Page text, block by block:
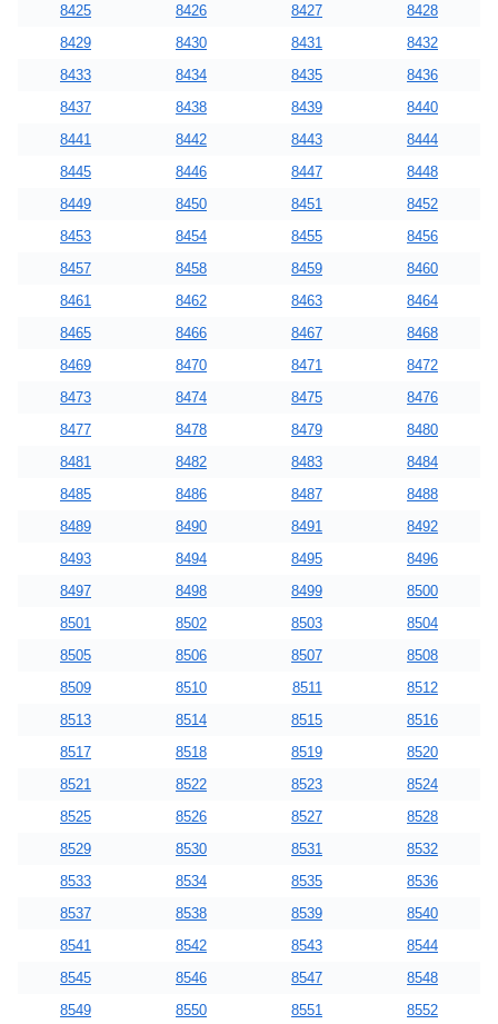
8425
8426 8427
8428
8429
8430 8431
8432
8433
8434 8435
8436
8437
8438 8439
8440
8441
8442 8443
8444
8445
8446 8447
8448
8449
8450 8451
8452
8453
8454 8455
8456
8457
8458 8459
8460
8461
8462 8463
8464
8465
8466 8467
8468
8469
8470 8471
8472
8473
8474 8475
8476
8477
8478 8479
8480
8481
8482 8483
8484
8485
8486 8487
8488
8489
8490 8491
8492
8493
8494 8495
8496
8497
8498 8499
8500
8501
8502 8503
8504
8505
8506 8507
8508
8509
8510 8511
8512
8513
8514 8515
8516
8517
8518 8519
8520
8521
8522 8523
8524
8525
8526 8527
8528
8529
8530 8531
8532
8533
8534 8535
8536
8537
8538 8539
8540
8541
8542 8543
8544
8545
8546 8547
8548
8549
8550 8551
8552